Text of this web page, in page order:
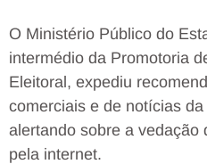
O Ministério Público do
intermédio da Promotoria
Eleitoral, expediu
comerciais e de notícias
alertando sobre a vedação
pela internet.